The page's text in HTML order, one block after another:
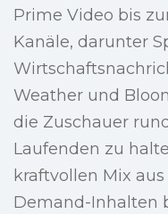
Prime Video bis
Kanäle, darunter
Weather und
die Zuschauer
Laufenden zu
kraftvollen Mix
Demand-Inhalten